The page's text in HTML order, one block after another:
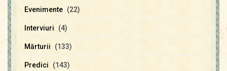
Evenimente (22)
Interviuri (4)
Mărturii (133)
Predici (143)